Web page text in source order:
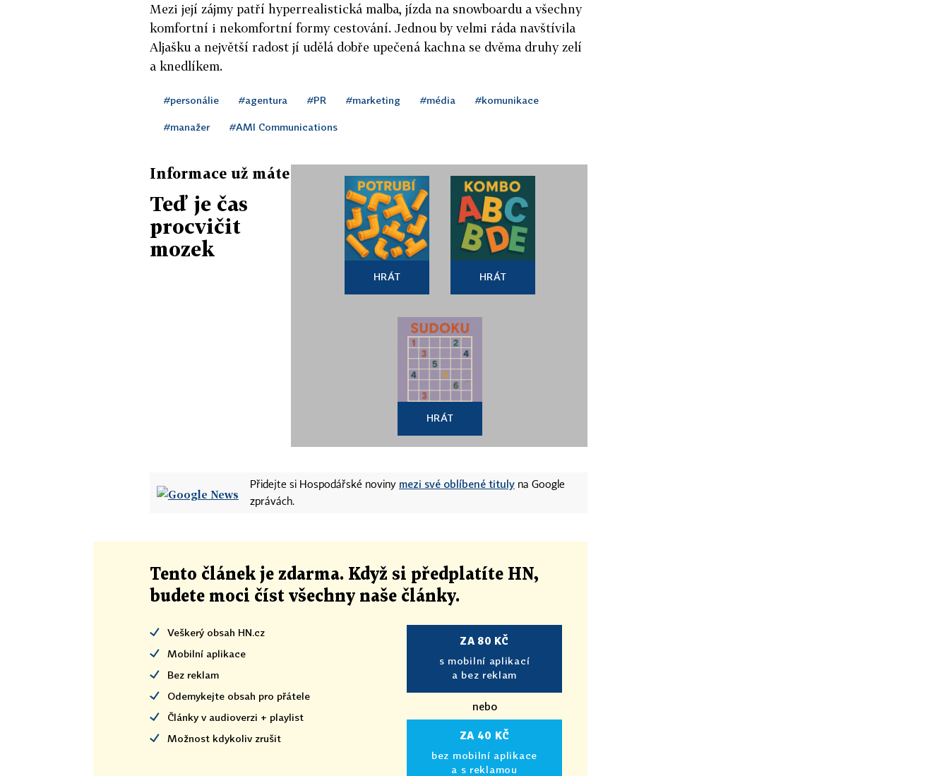
Mezi její zájmy patří hyperrealistická malba, jízda na snowboardu a všechny
komfortní i nekomfortní formy cestování. Jednou by velmi ráda navštívila
Aljašku a největší radost jí udělá dobře upečená kachna se dvěma druhy zelí
a knedlíkem.
#personálie #agentura #PR #marketing #média #komunikace
#manažer #AMI Communications
Informace už máte
Teď je čas
procvičit
mozek
HRÁT HRÁT
HRÁT
Přidejte si Hospodářské noviny mezi své oblíbené tituly na Google
zprávách.
Tento článek je zdarma. Když si předplatíte HN,
budete moci číst všechny naše články.
Veškerý obsah HN.cz
Mobilní aplikace
Bez reklam
Odemykejte obsah pro přátele
Články v audioverzi + playlist
Možnost kdykoliv zrušit
ZA 80 KČ
s mobilní aplikací
a bez reklam
nebo
ZA 40 KČ
bez mobilní aplikace
a s reklamou